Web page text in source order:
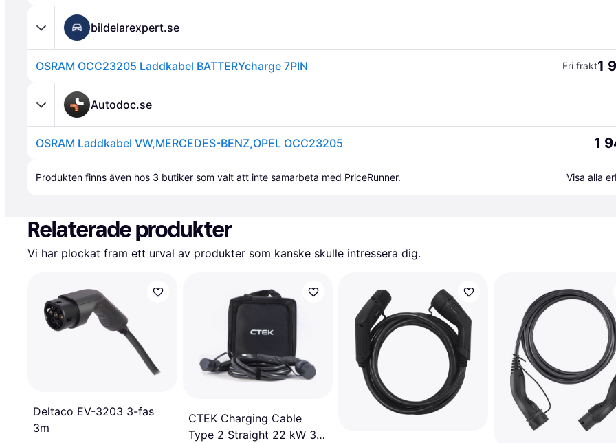
bildelarexpert.se
OSRAM OCC23205 Laddkabel BATTERYcharge 7PIN Fri frakt1
Autodoc.se
OSRAM Laddkabel VW,MERCEDES-BENZ,OPEL OCC23205 1
Produkten finns även hos 3 butiker som valt att inte samarbeta med PriceRunner. Visa alla
Relaterade produkter
Vi har plockat fram ett urval av produkter som kanske skulle intressera dig.
Deltaco EV-3203 3-fas
3m
CTEK Charging Cable
Type 2 Straight 22 kW 3-